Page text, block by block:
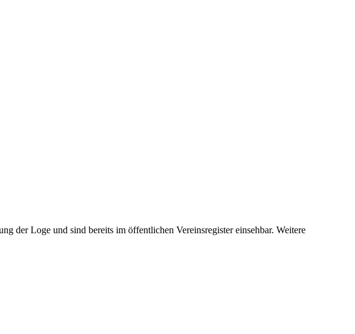
der Loge und sind bereits im öffentlichen Vereinsregister einsehbar. Weitere